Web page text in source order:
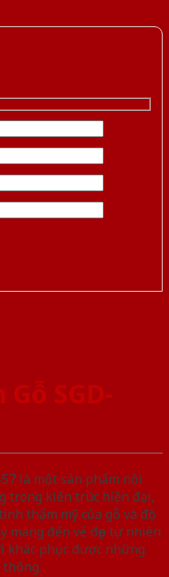
SGD-
là một sản phẩm nội
trong kiến trúc hiện đại,
thẩm mỹ của gỗ và độ
mang đến vẻ đẹp tự nhiên
khắc phục được những